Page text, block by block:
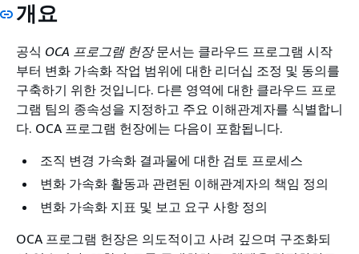
개요
공식 OCA 프로그램 헌장문서는 클라우드 프로그램 시작
부터 변화 가속화 작업 범위에 대한 리더십 조정 및 동의를
구축하기 위한 것입니다. 다른 영역에 대한 클라우드 프로
그램 팀의 종속성을 지정하고 주요 이해관계자를 식별합니
다. OCA 프로그램 헌장에는 다음이 포함됩니다.
조직 변경 가속화 결과물에 대한 검토 프로세스
변화 가속화 활동과 관련된 이해관계자의 책임 정의
변화 가속화 지표 및 보고 요구 사항 정의
OCA 프로그램 헌장은 의도적이고 사려 깊으며 구조화되